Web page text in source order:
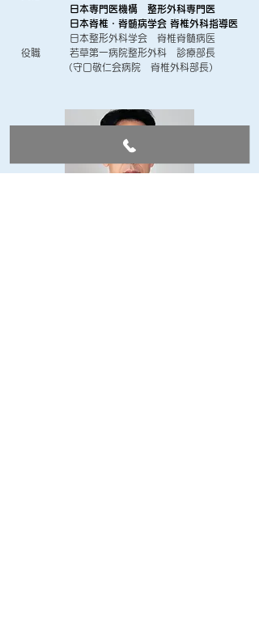
日本専門医機構 整形外科専門医
日本脊椎・脊髄病学会 脊椎外科指導医
日本整形外科学会 脊椎脊髄病医
役職 若草第一病院整形外科 診療部長
（守口敬仁会病院 脊椎外科部長）